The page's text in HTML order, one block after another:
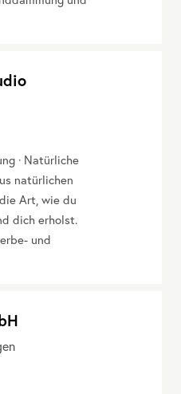
· Natürliche
natürlichen
Art, wie du
dich erholst.
und